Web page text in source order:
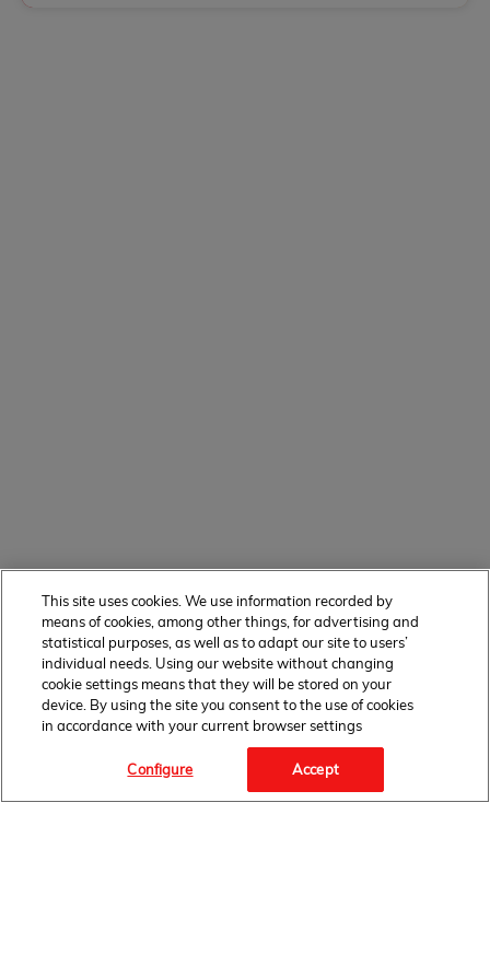
OBSERWUJ NAS
This site uses cookies. We use information recorded by
means of cookies, among other things, for advertising and
statistical purposes, as well as to adapt our site to users’
individual needs. Using our website without changing
cookie settings means that they will be stored on your
device. By using the site you consent to the use of cookies
in accordance with your current browser settings
Configure Accept